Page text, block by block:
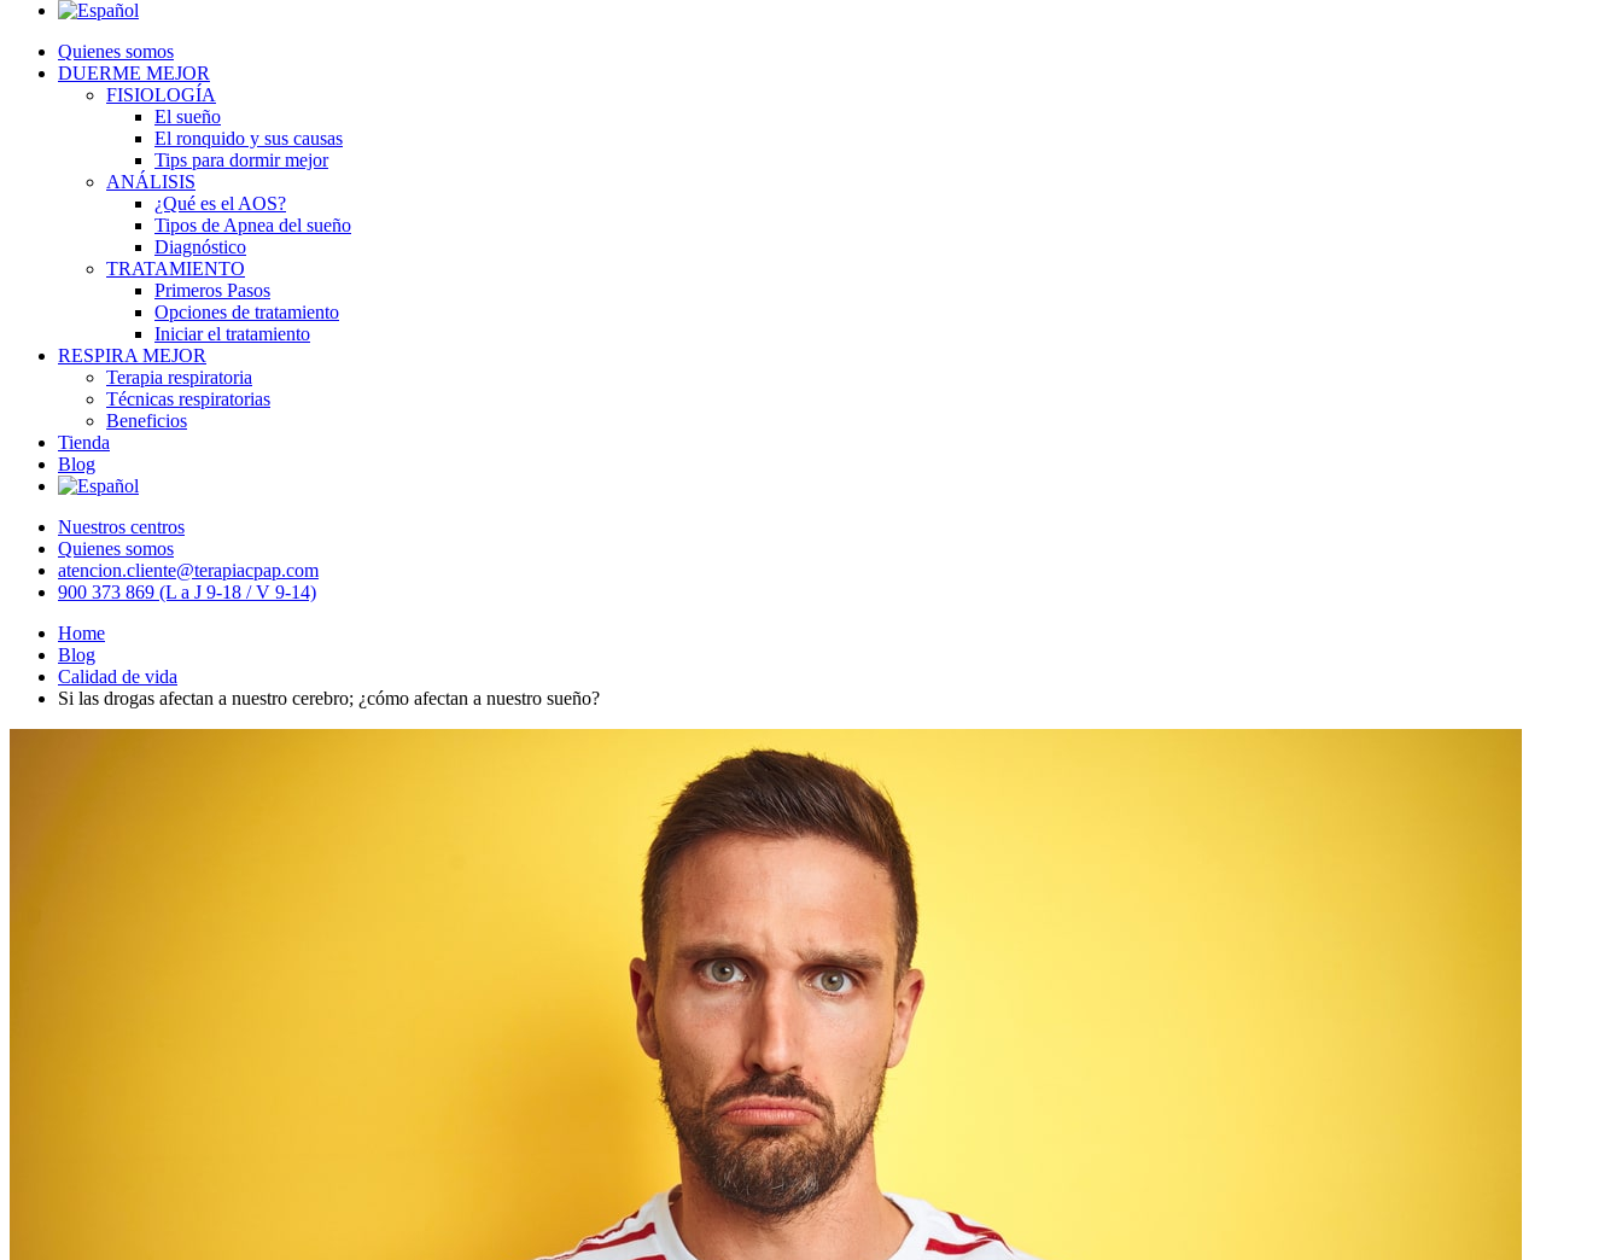
Quienes somos
DUERME MEJOR
FISIOLOGÍA
El sueño
El ronquido y sus causas
Tips para dormir mejor
ANÁLISIS
¿Qué es el AOS?
Tipos de Apnea del sueño
Diagnóstico
TRATAMIENTO
Primeros Pasos
Opciones de tratamiento
Iniciar el tratamiento
RESPIRA MEJOR
Terapia respiratoria
Técnicas respiratorias
Beneficios
Tienda
Blog
Nuestros centros
Quienes somos
atencion.cliente@terapiacpap.com
900 373 869 (L a J 9-18 / V 9-14)
Home
Blog
Calidad de vida
Si las drogas afectan a nuestro cerebro; ¿cómo afectan a nuestro sueño?